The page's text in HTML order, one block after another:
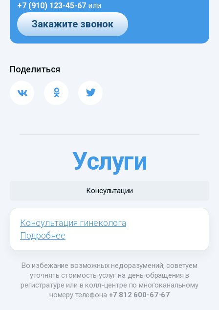
+7 (910) 123-45-67 или
Закажите звонок
Поделиться
Услуги
Консультации
Консультация гинеколога
Подробнее
Во избежание возможных недоразумений, советуем
уточнять стоимость услуг на день обращения в
регистратуре или в колл-центре по многоканальному
номеру телефона +7 812 600-67-67